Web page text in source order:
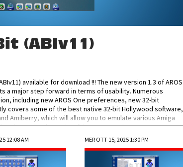
(ABIv11)
available for download !!! The new version 1.3 of AROS
a major step forward in terms of usability. Numerous
including new AROS One preferences, new 32-bit
covers some of the best native 32-bit Hollywood software,
Amiberry, which will allow you to emulate various Amiga
: Download Functionalities: Improved...
12:08 AM MER OTT 15, 2025 1:30 PM